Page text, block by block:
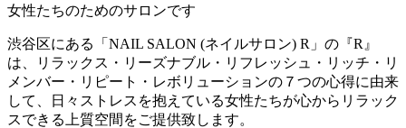
女性たちのためのサロンです
渋谷区にある「NAIL SALON (ネイルサロン) R」の『R』
は、リラックス・リーズナブル・リフレッシュ・リッチ・リ
メンバー・リピート・レボリューションの７つの心得に由来
して、日々ストレスを抱えている女性たちが心からリラック
スできる上質空間をご提供致します。